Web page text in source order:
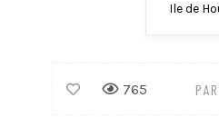
Ile de
765